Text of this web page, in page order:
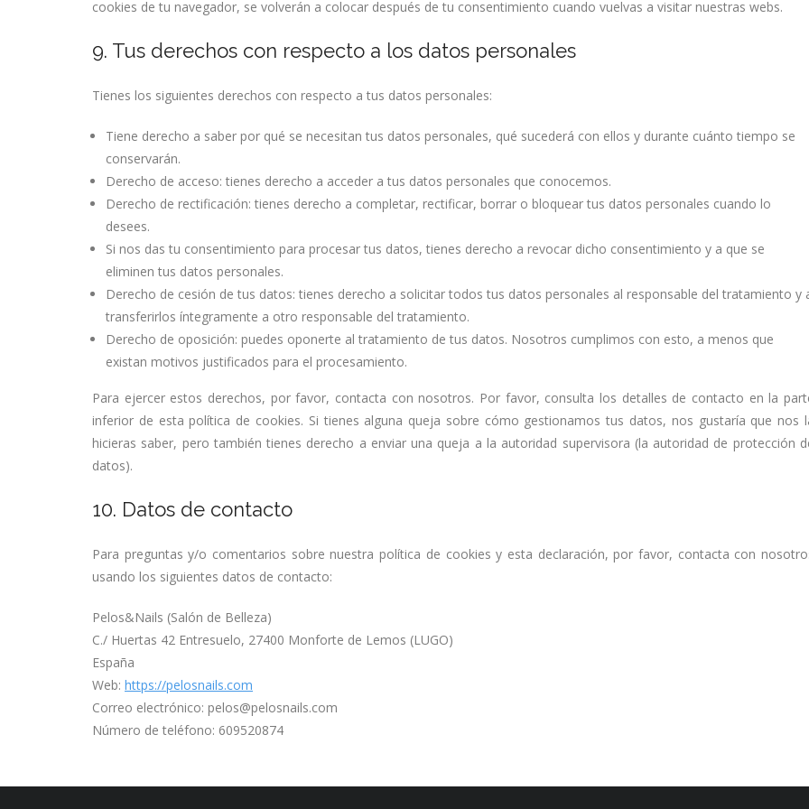
cookies de tu navegador, se volverán a colocar después de tu consentimiento cuando vuelvas a visitar nuestras webs.
9. Tus derechos con respecto a los datos personales
Tienes los siguientes derechos con respecto a tus datos personales:
Tiene derecho a saber por qué se necesitan tus datos personales, qué sucederá con ellos y durante cuánto tiempo se
conservarán.
Derecho de acceso: tienes derecho a acceder a tus datos personales que conocemos.
Derecho de rectificación: tienes derecho a completar, rectificar, borrar o bloquear tus datos personales cuando lo
desees.
Si nos das tu consentimiento para procesar tus datos, tienes derecho a revocar dicho consentimiento y a que se
eliminen tus datos personales.
Derecho de cesión de tus datos: tienes derecho a solicitar todos tus datos personales al responsable del tratamiento y
transferirlos íntegramente a otro responsable del tratamiento.
Derecho de oposición: puedes oponerte al tratamiento de tus datos. Nosotros cumplimos con esto, a menos que
existan motivos justificados para el procesamiento.
Para ejercer estos derechos, por favor, contacta con nosotros. Por favor, consulta los detalles de contacto en la
inferior de esta política de cookies. Si tienes alguna queja sobre cómo gestionamos tus datos, nos gustaría que nos
hicieras saber, pero también tienes derecho a enviar una queja a la autoridad supervisora (la autoridad de protección
datos).
10. Datos de contacto
Para preguntas y/o comentarios sobre nuestra política de cookies y esta declaración, por favor, contacta con
usando los siguientes datos de contacto:
Pelos&Nails (Salón de Belleza)
C./ Huertas 42 Entresuelo, 27400 Monforte de Lemos (LUGO)
España
Web: https://pelosnails.com
Correo electrónico: pelos@pelosnails.com
Número de teléfono: 609520874